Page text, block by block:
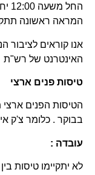
המראה ראשונה
אנו קוראים
האינטרנט של רש"ת
טיסות פנים ארצי
בבוקר . כלומר צ'ק
עובדה :